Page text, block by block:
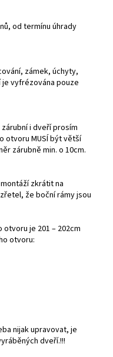
od termínu úhrady
zámek, úchyty,
vyfrézována pouze
i dveří prosím
otvoru MUSÍ být větší
zárubně min. o 10cm.
zkrátit na
že boční rámy jsou
je 201 – 202cm
otvoru:
nijak upravovat, je
dveří.!!!